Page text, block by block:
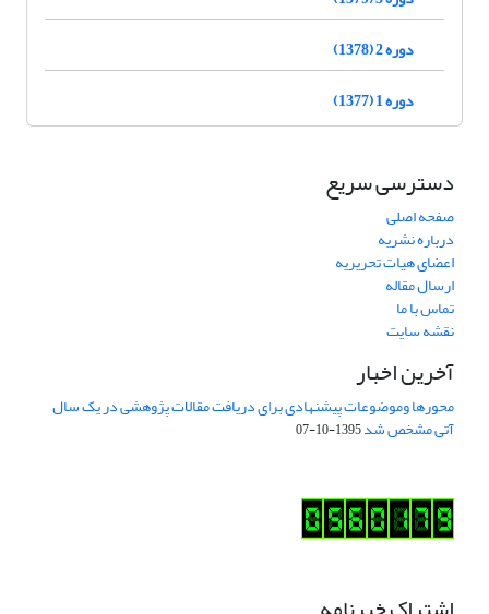
دوره 2 (1378)
دوره 1 (1377)
دسترسی سریع
صفحه اصلی
درباره نشریه
اعضای هیات تحریریه
ارسال مقاله
تماس با ما
نقشه سایت
آخرین اخبار
محورها وموضوعات پیشنهادی برای دریافت مقالات پژوهشی در یک سال
آتی مشخص شد1395-10-07